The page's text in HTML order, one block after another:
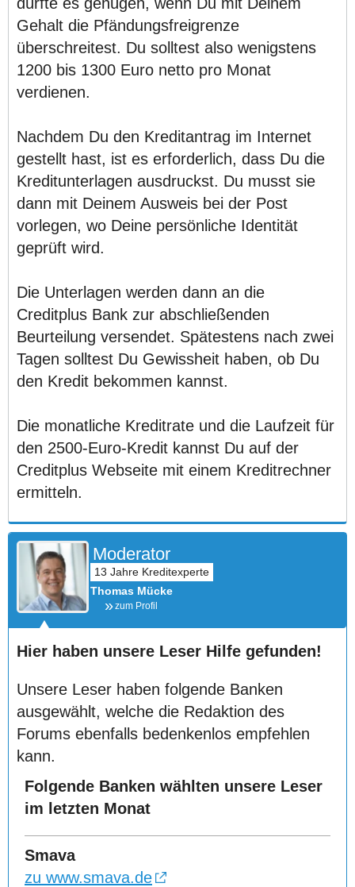
Gehalt die Pfändungsfreigrenze
überschreitest. Du solltest also wenigstens
1200 bis 1300 Euro netto pro Monat
verdienen.
Nachdem Du den Kreditantrag im Internet
gestellt hast, ist es erforderlich, dass Du die
Kreditunterlagen ausdruckst. Du musst sie
dann mit Deinem Ausweis bei der Post
vorlegen, wo Deine persönliche Identität
geprüft wird.
Die Unterlagen werden dann an die
Creditplus Bank zur abschließenden
Beurteilung versendet. Spätestens nach zwei
Tagen solltest Du Gewissheit haben, ob Du
den Kredit bekommen kannst.
Die monatliche Kreditrate und die Laufzeit für
den 2500-Euro-Kredit kannst Du auf der
Creditplus Webseite mit einem Kreditrechner
ermitteln.
Moderator
Thomas Mücke
zum Profil
Hier haben unsere Leser Hilfe gefunden!
Unsere Leser haben folgende Banken
ausgewählt, welche die Redaktion des
Forums ebenfalls bedenkenlos empfehlen
kann.
Folgende Banken wählten unsere Leser
im letzten Monat
Smava
zu www.smava.de